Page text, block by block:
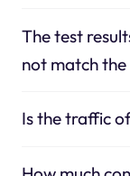
The test
not match
Is the traffic